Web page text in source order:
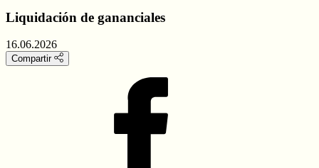
Liquidación de gananciales
16.06.2026
Compartir